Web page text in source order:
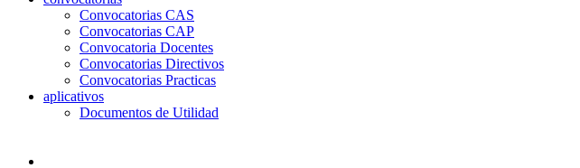
Convocatorias CAS
Convocatorias CAP
Convocatoria Docentes
Convocatorias Directivos
Convocatorias Practicas
aplicativos
Documentos de Utilidad